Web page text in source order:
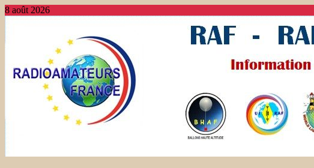
8 août 2026